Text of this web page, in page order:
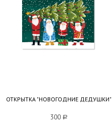
ОТКРЫТКА "НОВОГОДНИЕ ДЕДУШКИ"
300 a